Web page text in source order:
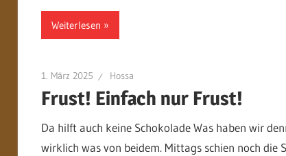
Weiterlesen
1. März 2025 Hossa
Frust! Einfach nur Frust!
Da hilft auch keine Schokolade Was haben wir
wirklich was von beidem. Mittags schien noch die